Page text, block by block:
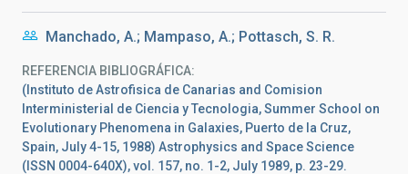
Manchado, A.; Mampaso, A.; Pottasch, S. R.
REFERENCIA BIBLIOGRÁFICA
(Instituto de Astrofisica de Canarias and Comision
Interministerial de Ciencia y Tecnologia, Summer School on
Evolutionary Phenomena in Galaxies, Puerto de la Cruz,
Spain, July 4-15, 1988) Astrophysics and Space Science
(ISSN 0004-640X), vol. 157, no. 1-2, July 1989, p. 23-29.